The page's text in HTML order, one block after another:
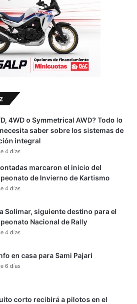
4WD o Symmetrical AWD? Todo lo
saber sobre los sistemas de
integral
4 días
marcaron el inicio del
de Invierno de Kartismo
4 días
Solimar, siguiente destino para el
Nacional de Rally
4 días
en casa para Sami Pajari
6 días
corto recibirá a pilotos en el